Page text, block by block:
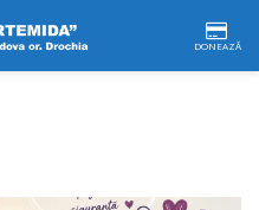
DONEAZĂ